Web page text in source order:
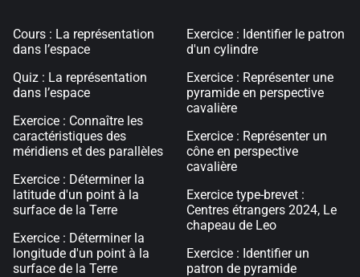
Cours : La représentation
dans l’espace
Quiz : La représentation
dans l’espace
Exercice : Connaître les
caractéristiques des
méridiens et des parallèles
Exercice : Déterminer la
latitude d'un point à la
surface de la Terre
Exercice : Déterminer la
longitude d'un point à la
surface de la Terre
Exercice : Identifier le patron
d'un cylindre
Exercice : Représenter une
pyramide en perspective
cavalière
Exercice : Représenter un
cône en perspective
cavalière
Exercice type-brevet :
Centres étrangers 2024, Le
chapeau de Leo
Exercice : Identifier un
patron de pyramide